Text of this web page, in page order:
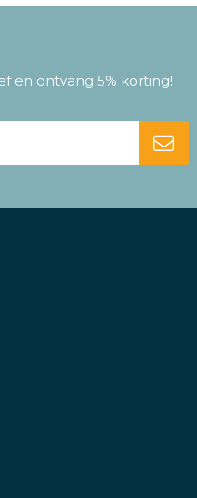
en ontvang 5% korting!